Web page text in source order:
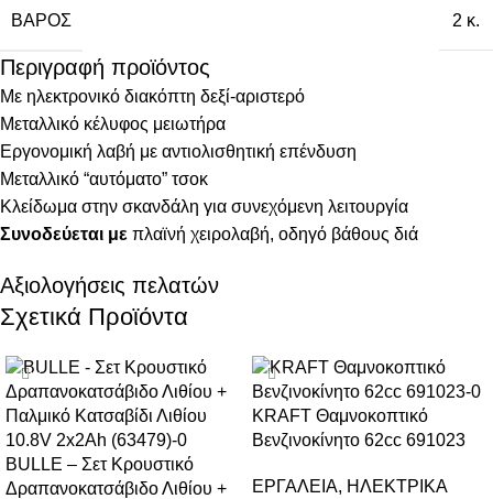
ΒΆΡΟΣ 2 κ.
Περιγραφή προϊόντος
Με ηλεκτρονικό διακόπτη δεξί-αριστερό
Μεταλλικό κέλυφος μειωτήρα
Εργονομική λαβή με αντιολισθητική επένδυση
Μεταλλικό “αυτόματο” τσοκ
Κλείδωμα στην σκανδάλη για συνεχόμενη λειτουργία
Συνοδεύεται με πλαϊνή χειρολαβή, οδηγό βάθους διά
Αξιολογήσεις πελατών
Σχετικά Προϊόντα
-38%
BULLE – Σετ Κρουστικό
Δραπανοκατσάβιδο Λιθίου +
-20%
KRAFT Θαμνοκοπτικό
Βενζινοκίνητο 62cc 691023
ΕΡΓΑΛΕΙΑ, ΗΛΕΚΤΡΙΚΑ